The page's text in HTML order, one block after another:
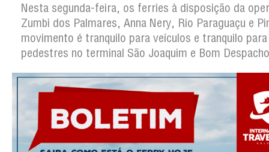
Nesta segunda-feira, os ferries à disposição da
Zumbi dos Palmares, Anna Nery, Rio Paraguaçu e
movimento é tranquilo para veículos e tranquilo para
pedestres no terminal São Joaquim e Bom